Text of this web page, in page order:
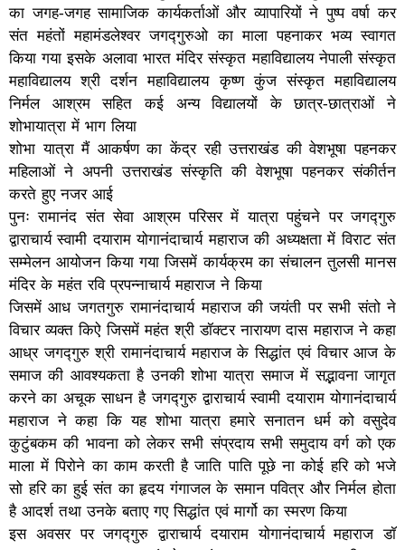
का जगह-जगह सामाजिक कार्यकर्ताओं और व्यापारियों ने पुष्प वर्षा कर
संत महंतों महामंडलेश्वर जगद्गुरुओ का माला पहनाकर भव्य स्वागत
किया गया इसके अलावा भारत मंदिर संस्कृत महाविद्यालय नेपाली संस्कृत
महाविद्यालय श्री दर्शन महाविद्यालय कृष्ण कुंज संस्कृत महाविद्यालय
निर्मल आश्रम सहित कई अन्य विद्यालयों के छात्र-छात्राओं ने
शोभायात्रा में भाग लिया
शोभा यात्रा मैं आकर्षण का केंद्र रही उत्तराखंड की वेशभूषा पहनकर
महिलाओं ने अपनी उत्तराखंड संस्कृति की वेशभूषा पहनकर संकीर्तन
करते हुए नजर आई
पुनः रामानंद संत सेवा आश्रम परिसर में यात्रा पहुंचने पर जगद्गुरु
द्वाराचार्य स्वामी दयाराम योगानंदाचार्य महाराज की अध्यक्षता में विराट संत
सम्मेलन आयोजन किया गया जिसमें कार्यक्रम का संचालन तुलसी मानस
मंदिर के महंत रवि प्रपन्नाचार्य महाराज ने किया
जिसमें आध जगतगुरु रामानंदाचार्य महाराज की जयंती पर सभी संतो ने
विचार व्यक्त किऐ जिसमें महंत श्री डॉक्टर नारायण दास महाराज ने कहा
आध्र जगद्गुरु श्री रामानंदाचार्य महाराज के सिद्धांत एवं विचार आज के
समाज की आवश्यकता है उनकी शोभा यात्रा समाज में सद्भावना जागृत
करने का अचूक साधन है जगद्गुरु द्वाराचार्य स्वामी दयाराम योगानंदाचार्य
महाराज ने कहा कि यह शोभा यात्रा हमारे सनातन धर्म को वसुदेव
कुटुंबकम की भावना को लेकर सभी संप्रदाय सभी समुदाय वर्ग को एक
माला में पिरोने का काम करती है जाति पाति पूछे ना कोई हरि को भजे
सो हरि का हुई संत का हृदय गंगाजल के समान पवित्र और निर्मल होता
है आदर्श तथा उनके बताए गए सिद्धांत एवं मार्गो का स्मरण किया
इस अवसर पर जगद्गुरु द्वाराचार्य दयाराम योगानंदाचार्य महाराज डॉ